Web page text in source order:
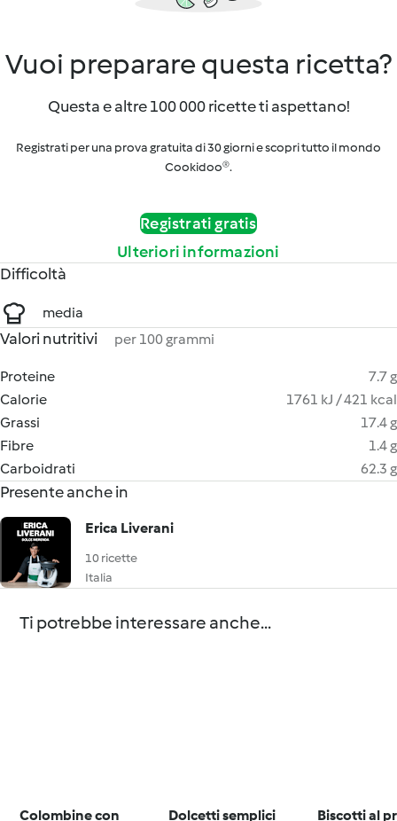
Vuoi preparare questa ricetta?
Questa e altre 100 000 ricette ti aspettano!
Registrati per una prova gratuita di 30 giorni e scopri tutto il mondo
Cookidoo®.
Registrati gratis
Ulteriori informazioni
Difficoltà
media
Valori nutritivi per 100 grammi
Proteine
7.7 g
Calorie
1761 kJ / 421 kcal
Grassi
17.4 g
Fibre
1.4 g
Carboidrati
62.3 g
Presente anche in
Erica Liverani
10 ricette
Italia
Ti potrebbe interessare anche...
Colombine con Dolcetti semplici Biscotti al